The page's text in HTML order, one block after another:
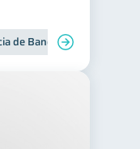
de Bancos